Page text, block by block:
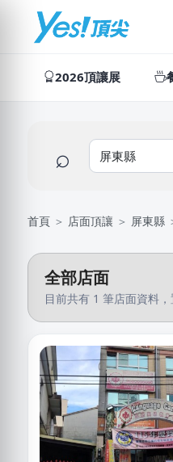
2026頂讓展
⌕
首頁 ＞ 店面頂讓 ＞ 屏東縣
全部店面
目前共有 1 筆店面資料